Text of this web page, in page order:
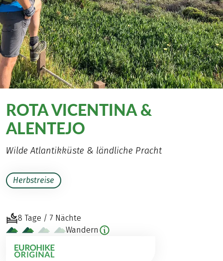
ROTA VICENTINA &
ALENTEJO
Wilde Atlantikküste & ländliche Pracht
Herbstreise
8 Tage / 7 Nächte
Wandern